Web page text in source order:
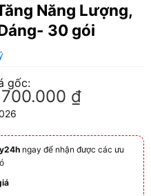
Năng Lượng,
30 gói
gốc:
₫
ngay để nhận được các ưu